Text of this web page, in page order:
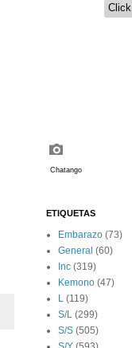
ETIQUETAS
Embarazo (73)
General (60)
Inc (319)
Kemono (47)
L (119)
S/L (299)
S/S (505)